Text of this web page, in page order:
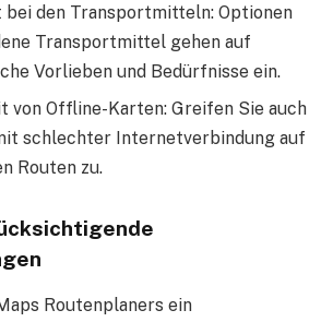
den Transportmitteln: Optionen
Transportmittel gehen auf
Vorlieben und Bedürfnisse ein.
von Offline-Karten: Greifen Sie auch
schlechter Internetverbindung auf
Routen zu.
Routenplaners ein